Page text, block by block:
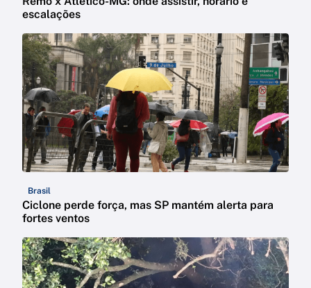
escalações
Brasil
Ciclone perde força, mas SP mantém alerta para
fortes ventos